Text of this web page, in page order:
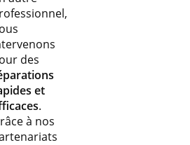
des
et
.
à nos